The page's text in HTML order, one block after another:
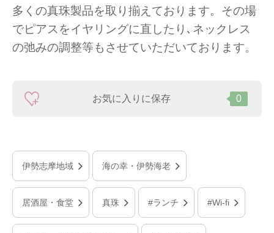
多くの真珠製品を取り揃えております。その場
でピアスをイヤリングに直したり､ネックレス
の弛みの調整等もさせていただいております。
お気に入りに保存 0
伊勢志摩地域 海の幸・伊勢海老
居酒屋・食堂 真珠 #ランチ #Wi-fi